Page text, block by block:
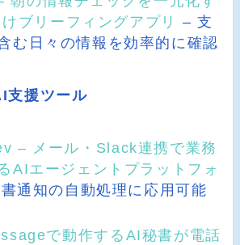
ブリーフィングアプリ
– 支
む日々の情報を効率的に確認
支援ツール
– メール・Slack連携で業務
AIエージェントプラットフォ
通知の自動処理に応用可能
で動作するAI秘書が電話